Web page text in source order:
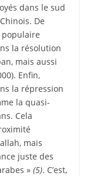
dans le sud
De
la résolution
mais aussi
Enfin,
la répression
la quasi-
Cela
mais
juste des
» (5). C’est,